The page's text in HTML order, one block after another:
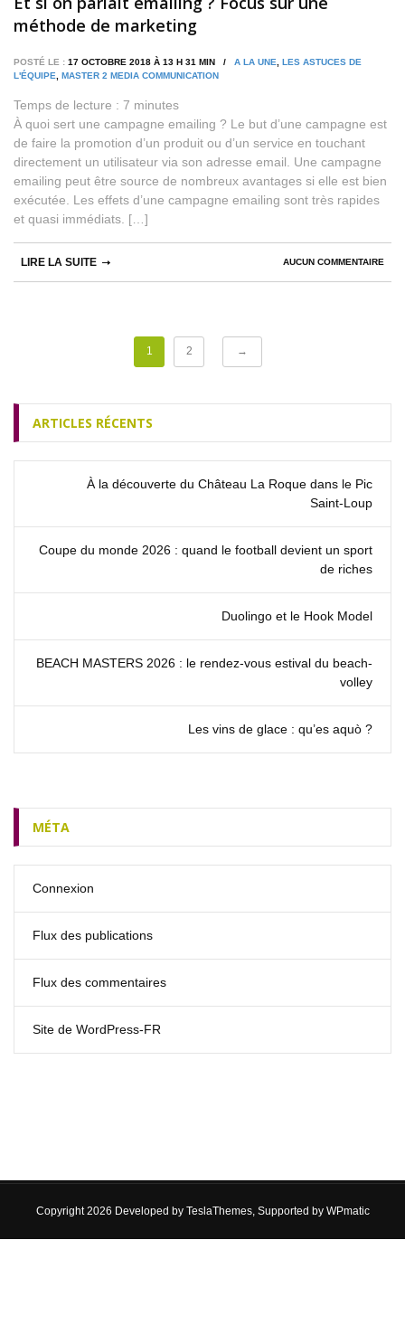
méthode de marketing
POSTÉ LE : 17 OCTOBRE 2018 À 13 H 31 MIN / A LA UNE
LES ASTUCES DE
L'ÉQUIPE
MASTER 2 MEDIA COMMUNICATION
Temps de lecture : 7 minutes
À quoi sert une campagne emailing ? Le but d’une campagne est
de faire la promotion d’un produit ou d’un service en touchant
directement un utilisateur via son adresse email. Une campagne
emailing peut être source de nombreux avantages si elle est bien
exécutée. Les effets d’une campagne emailing sont très rapides
et quasi immédiats. […]
AUCUN COMMENTAIRE
LIRE LA SUITE
1 2 →
ARTICLES RÉCENTS
À la découverte du Château La Roque dans le Pic
Saint‑Loup
Coupe du monde 2026 : quand le football devient un sport
de riches
Duolingo et le Hook Model
BEACH MASTERS 2026 : le rendez‑vous estival du beach-
volley
Les vins de glace : qu’es aquò ?
MÉTA
Connexion
Flux des publications
Flux des commentaires
Site de WordPress-FR
Copyright 2026 Developed by TeslaThemes, Supported by WPmatic